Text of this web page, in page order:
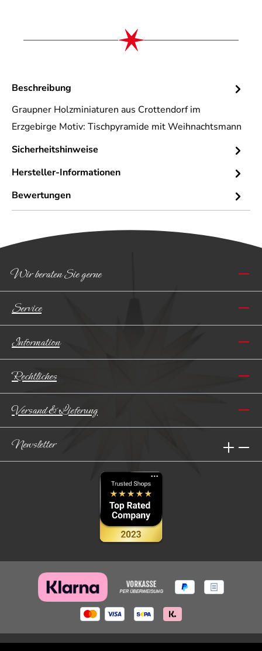
Beschreibung
Graupner Holzminiaturen aus Crottendorf im
Erzgebirge Motiv: Tischpyramide mit Weihnachtsmann
Sicherheitshinweise
Hersteller-Informationen
Bewertungen
Wir beraten Sie gerne
Service
Information
Rechtliches
Versand & Lieferung
Newsletter